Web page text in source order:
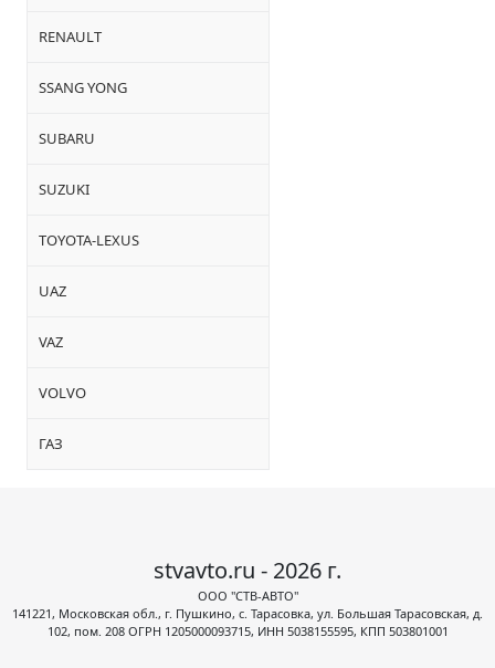
RENAULT
SSANG YONG
SUBARU
SUZUKI
TOYOTA-LEXUS
UAZ
VAZ
VOLVO
ГАЗ
stvavto.ru - 2026 г.
ООО "СТВ-АВТО"
141221, Московская обл., г. Пушкино, с. Тарасовка, ул. Большая Тарасовская, д.
102, пом. 208 ОГРН 1205000093715, ИНН 5038155595, КПП 503801001